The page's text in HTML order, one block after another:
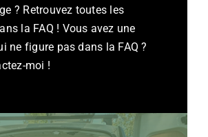
? Retrouvez toutes les
la FAQ ! Vous avez une
ne figure pas dans la FAQ ?
moi !